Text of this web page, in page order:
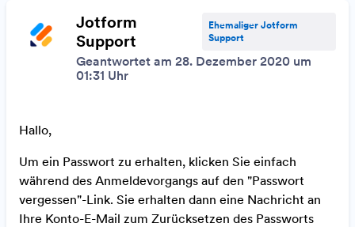
Jotform
Support
Ehemaliger Jotform
Support
Geantwortet am 28. Dezember 2020 um
01:31 Uhr
Hallo,
Um ein Passwort zu erhalten, klicken Sie einfach
während des Anmeldevorgangs auf den "Passwort
vergessen"-Link. Sie erhalten dann eine Nachricht an
Ihre Konto-E-Mail zum Zurücksetzen des Passworts